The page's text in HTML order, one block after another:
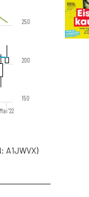
Mai '22
150
200
250
A1JWVX)